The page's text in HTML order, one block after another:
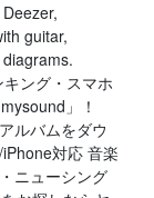
guitar,
ング・スマホ
」！
ルバムをダウ
対応 音楽
ニューシング